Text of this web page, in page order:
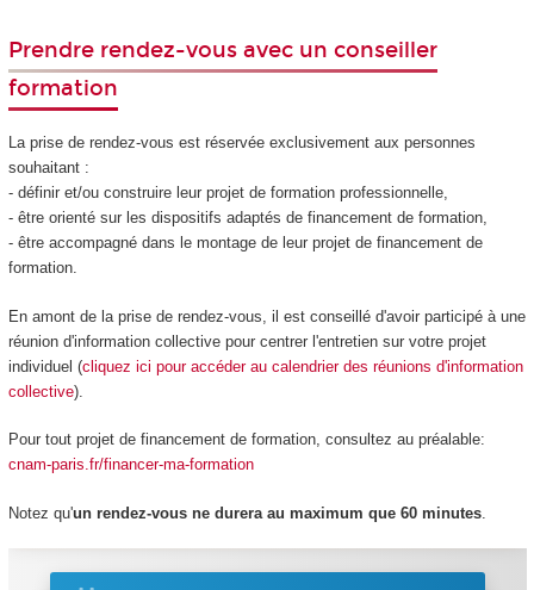
Prendre rendez-vous avec un conseiller
formation
La prise de rendez-vous est réservée exclusivement aux personnes
souhaitant :
- définir et/ou construire leur projet de formation professionnelle,
- être orienté sur les dispositifs adaptés de financement de formation,
- être accompagné dans le montage de leur projet de financement de
formation.
En amont de la prise de rendez-vous, il est conseillé d'avoir participé à une
réunion d'information collective pour centrer l'entretien sur votre projet
individuel (cliquez ici pour accéder au calendrier des réunions d'information
collective).
Pour tout projet de financement de formation, consultez au préalable:
cnam-paris.fr/financer-ma-formation
Notez qu'un rendez-vous ne durera au maximum que 60 minutes.